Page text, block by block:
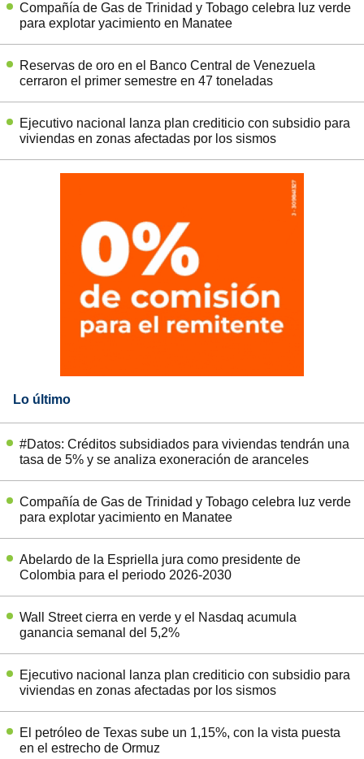
Compañía de Gas de Trinidad y Tobago celebra luz verde
para explotar yacimiento en Manatee
Reservas de oro en el Banco Central de Venezuela
cerraron el primer semestre en 47 toneladas
Ejecutivo nacional lanza plan crediticio con subsidio para
viviendas en zonas afectadas por los sismos
Lo último
#Datos: Créditos subsidiados para viviendas tendrán una
tasa de 5% y se analiza exoneración de aranceles
Compañía de Gas de Trinidad y Tobago celebra luz verde
para explotar yacimiento en Manatee
Abelardo de la Espriella jura como presidente de
Colombia para el periodo 2026-2030
Wall Street cierra en verde y el Nasdaq acumula
ganancia semanal del 5,2%
Ejecutivo nacional lanza plan crediticio con subsidio para
viviendas en zonas afectadas por los sismos
El petróleo de Texas sube un 1,15%, con la vista puesta
en el estrecho de Ormuz